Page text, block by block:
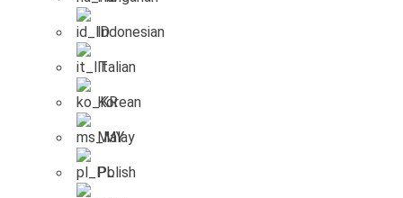
Indonesian
Italian
Korean
Malay
Polish